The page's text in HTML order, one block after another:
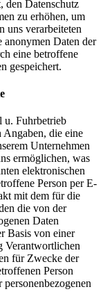
den Datenschutz
zu erhöhen, um
uns verarbeiteten
anonymen Daten der
eine betroffene
gespeichert.
u. Fuhrbetrieb
Angaben, die eine
Unternehmen
ermöglichen, was
elektronischen
Person per E-
mit dem für die
die von der
Daten
Basis von einer
Verantwortlichen
für Zwecke der
Person